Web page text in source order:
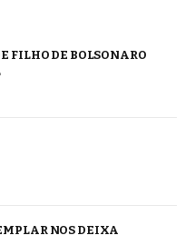
FILHO DE BOLSONARO
NOS DEIXA